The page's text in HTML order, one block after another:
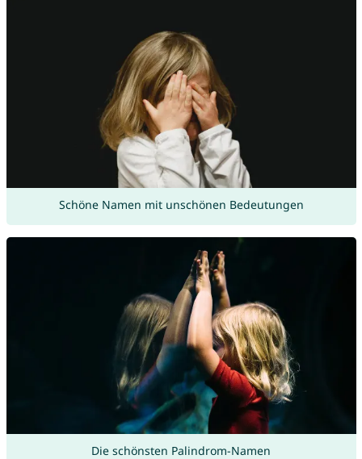
Schöne Namen mit unschönen Bedeutungen
Die schönsten Palindrom-Namen